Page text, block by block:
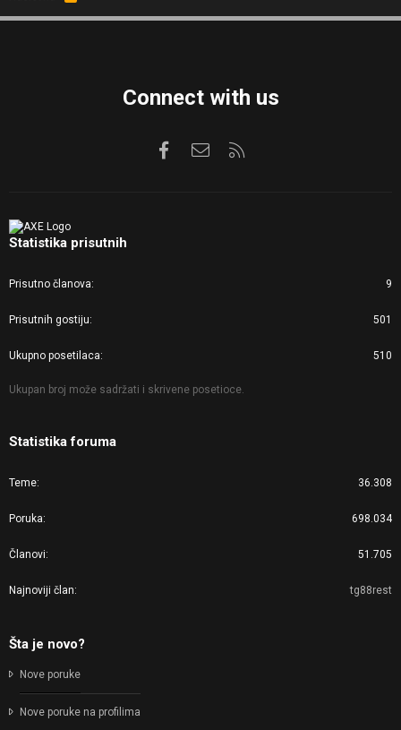
S
Connect with us
FacebookKontaktirajte nas
Statistika prisutnih
Prisutno članova 9
Prisutnih gostiju 501
Ukupno posetilaca 510
Ukupan broj može sadržati i skrivene posetioce.
Statistika foruma
Teme 36.308
Poruka 698.034
Članovi 51.705
Najnoviji član tg88rest
Šta je novo?
Nove poruke
Nove poruke na profilima